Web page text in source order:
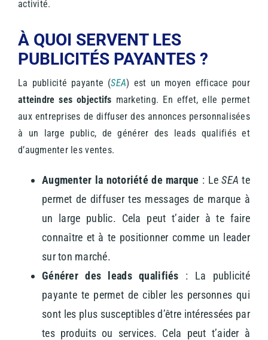
activité.
À QUOI SERVENT LES
PUBLICITÉS PAYANTES ?
La publicité payante (SEA) est un moyen efficace pour
atteindre ses objectifs marketing. En effet, elle permet
aux entreprises de diffuser des annonces personnalisées
à un large public, de générer des leads qualifiés et
d’augmenter les ventes.
Augmenter la notoriété de marque : LeSEA te
permet de diffuser tes messages de marque à
un large public. Cela peut t’aider à te faire
connaître et à te positionner comme un leader
sur ton marché.
Générer des leads qualifiés : La publicité
payante te permet de cibler les personnes qui
sont les plus susceptibles d’être intéressées par
tes produits ou services. Cela peut t’aider à